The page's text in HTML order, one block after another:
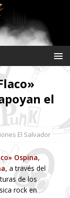
el
El Salvador
Ospina,
, a través del
de los
rock en